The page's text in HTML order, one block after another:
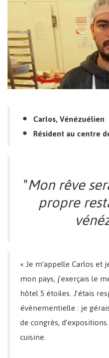
Carlos, Vénézuélien
Résident au centre
"Mon rêve
propre
« Je m‘appelle Carlos et
mon pays, j’exerçais le
hôtel 5 étoiles. J’étais
évènementielle : je
de congrès,
cuisine.